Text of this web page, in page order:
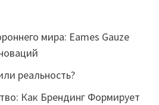
мира: Eames Gauze
реальность?
Как Брендинг Формирует